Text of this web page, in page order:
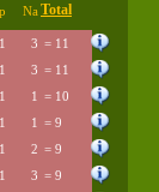
Na Total
1 3 = 11
1 3 = 11
1 1 = 10
1 1 = 9
1 2 = 9
1 3 = 9